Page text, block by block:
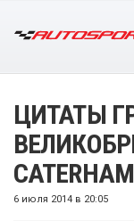
ЦИТАТЫ
CATERHAM
6 июля 2014 в 20:05